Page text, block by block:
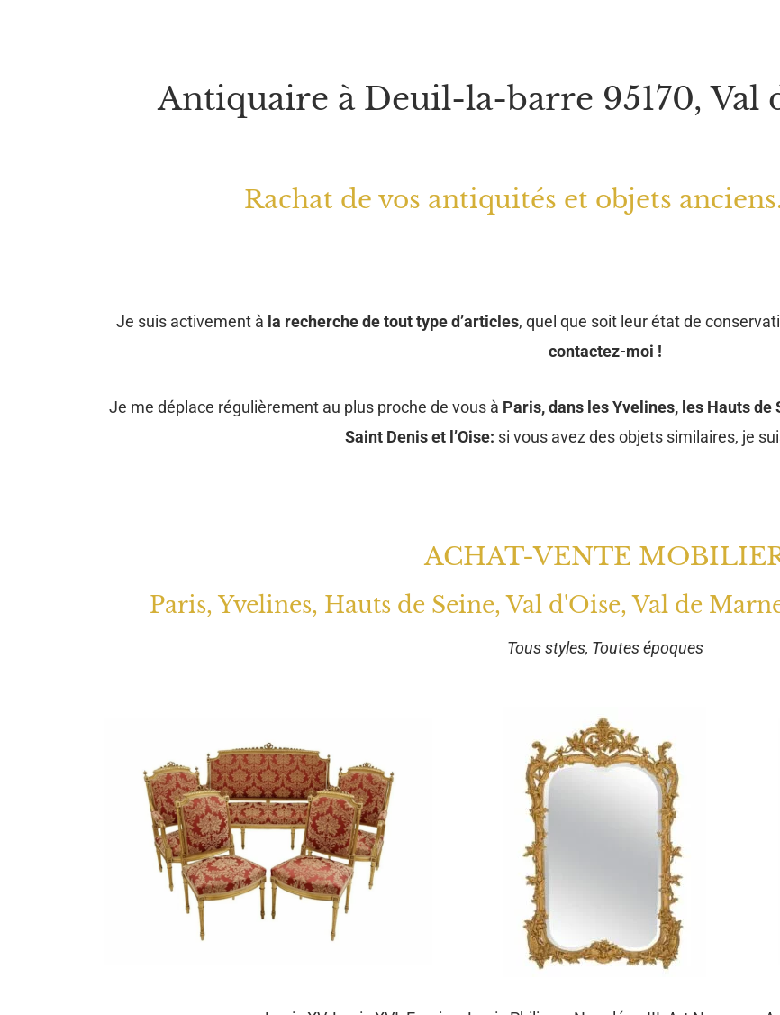
Antiquaire à Deuil-la-barre 95170, Val
Rachat de vos antiquités et objets
Je suis activement à la recherche de tout type d’articles, quel que soit leur état de
contactez-moi !
Je me déplace régulièrement au plus proche de vous à Paris, dans les Yvelines, les Hauts de
Saint Denis et l’Oise: si vous avez des objets similaires, je
ACHAT-VENTE
Paris, Yvelines, Hauts de Seine, Val d'Oise, Val de
Tous styles, Toutes époques